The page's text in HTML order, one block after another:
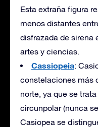
Esta extraña figura
menos distantes
disfrazada de sirena
artes y ciencias.
Cassiopeia:
constelaciones más
norte, ya que se
circunpolar (nunca
Casiopea se